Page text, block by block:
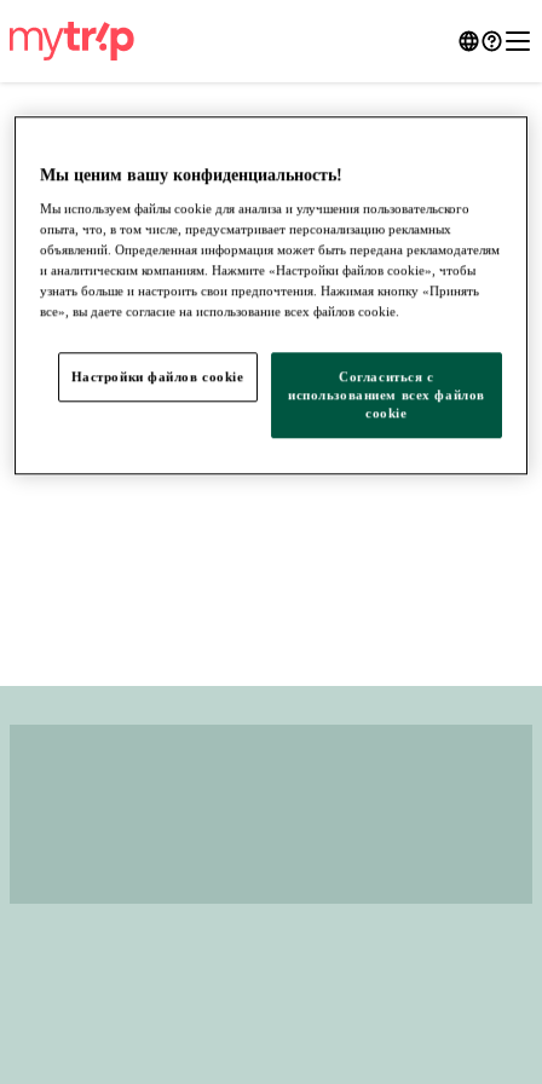
● ●
Мы ценим вашу конфиденциальность!
Мы используем файлы cookie для анализа и улучшения пользовательского
опыта, что, в том числе, предусматривает персонализацию рекламных
объявлений. Определенная информация может быть передана рекламодателям
и аналитическим компаниям. Нажмите «Настройки файлов cookie», чтобы
узнать больше и настроить свои предпочтения. Нажимая кнопку «Принять
все», вы даете согласие на использование всех файлов cookie.
Настройки файлов cookie
Согласиться с
использованием всех файлов
cookie